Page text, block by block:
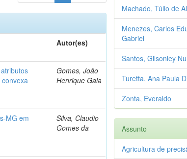
Autor(es)
Gomes, João
Henrique Gaia
MG em
Silva, Claudio
Gomes da
Machado, Túlio de
Menezes, Carlos
Gabriel
Santos, Gilsonley
Turetta, Ana Paula
Zonta, Everaldo
Assunto
Agricultura de